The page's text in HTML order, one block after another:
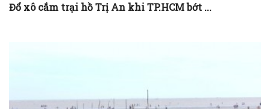
Đổ xô cắm trại hồ Trị An khi TP.HCM bớt ...